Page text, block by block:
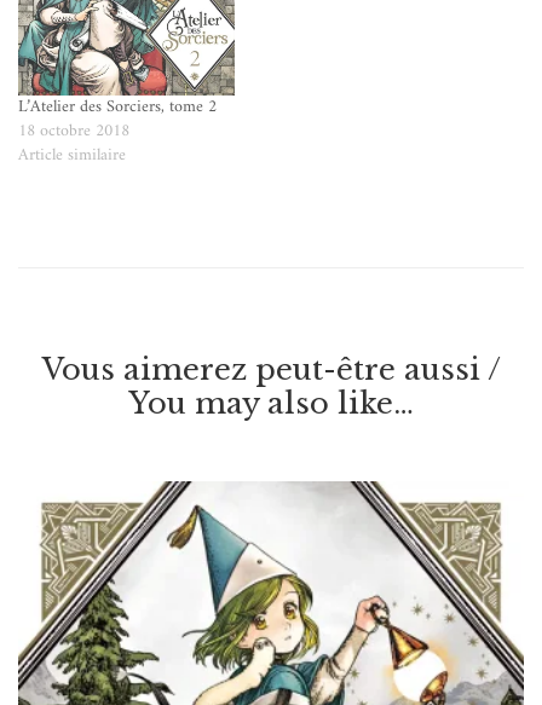
L’Atelier des Sorciers, tome 2
18 octobre 2018
Article similaire
Vous aimerez peut-être aussi /
You may also like…